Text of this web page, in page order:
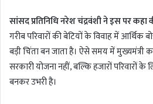
सांसद प्रतिनिधि नरेश चंद्रवंशी ने इस पर कहा
गरीब परिवारों की बेटियों के विवाह में
बड़ी चिंता बन जाता है। ऐसे समय में मुख्यमंत्री
सरकारी योजना नहीं, बल्कि हजारों परिवारों
बनकर उभरी है।